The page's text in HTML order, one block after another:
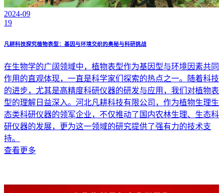
2024-09
19
凡耕科技探究植物表型：基因与环境交织的奥秘与科研挑战
在生物学的广阔领域中，植物表型作为基因型与环境因素共同
作用的直观体现，一直是科学家们探索的热点之一。随着科技
的进步，尤其是高精度科研仪器的研发与应用，我们对植物表
型的理解日益深入。河北凡耕科技有限公司，作为植物生理生
态类科研仪器的领军企业，不仅推动了国内农林生理、生态科
研仪器的发展，更为这一领域的研究提供了强有力的技术支
持。
查看更多